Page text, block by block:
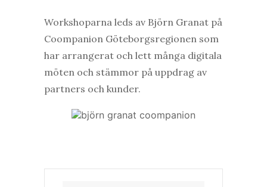
Workshoparna leds av Björn Granat på
Coompanion Göteborgsregionen som
har arrangerat och lett många digitala
möten och stämmor på uppdrag av
partners och kunder.